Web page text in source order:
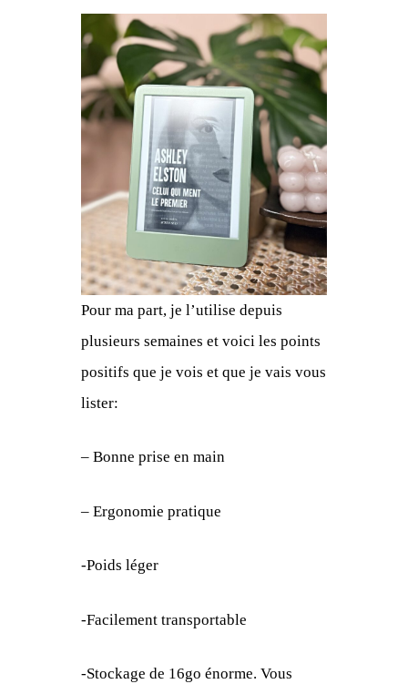
Pour ma part, je l’utilise depuis
plusieurs semaines et voici les points
positifs que je vois et que je vais vous
lister:
– Bonne prise en main
– Ergonomie pratique
-Poids léger
-Facilement transportable
-Stockage de 16go énorme. Vous